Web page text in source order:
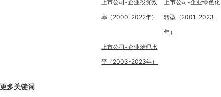
上市公司-企业投资效
率（2000-2022年）
上市公司-企业绿色化
转型（2001-2023
年）
上市公司-企业治理水
平（2003-2023年）
更多关键词